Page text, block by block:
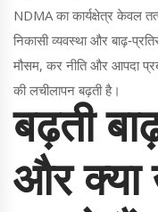
NDMA का कार्यक्षेत्र केवल
निकासी व्यवस्था और
मौसम, कर नीति और आपदा
की लचीलापन बढ़ती है।
बढ़ती
और क्या